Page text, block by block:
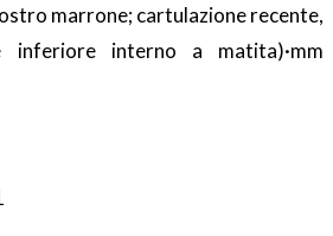
marrone; cartulazione recente,
inferiore interno a matita)·mm